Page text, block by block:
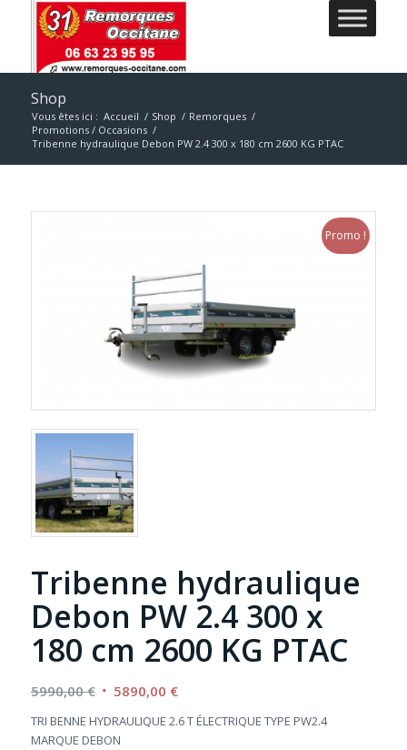
Shop
Vous êtes ici : Accueil / Shop / Remorques /
Promotions / Occasions /
Tribenne hydraulique Debon PW 2.4 300 x 180 cm 2600 KG PTAC
Promo !
Tribenne hydraulique
Debon PW 2.4 300 x
180 cm 2600 KG PTAC
5990,00€ Le
initial
5890,00 €Le
prix
TRI BENNE HYDRAULIQUE 2.6 T ÉLECTRIQUE TYPE PW2.4
MARQUE DEBON